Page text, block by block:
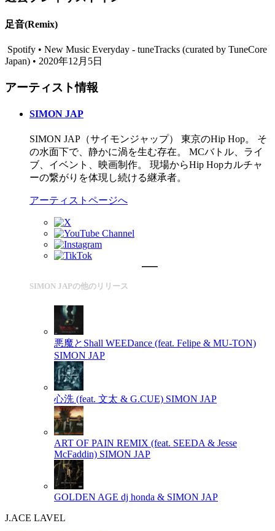
足音(Remix)
Spotify • New Music Everyday - tuneTracks (curated by TuneCore
Japan) • 2020年12月5日
アーティスト情報
SIMON JAP
SIMON JAP（サイモンジャップ） 東京のHip Hop。 そ
の水面下で、静かに渦を生む存在。 MCバトル、ライ
ブ、イベント、映画制作。 現場からHip Hopカルチャ
ーの繋がりを体現し続ける継承者。
アーティストページへ
SIMON JAPの他のリリース
悪魔とShall WEEDance (feat. Felipe & MU-TON)
SIMON JAP
心洗 (feat. 文太 & G.CUE) SIMON JAP
ART OF PAIN REMIX (feat. SEEDA & Jesse
McFaddin) SIMON JAP
GOLDEN AGE dj honda & SIMON JAP
J.ACE LAVEL